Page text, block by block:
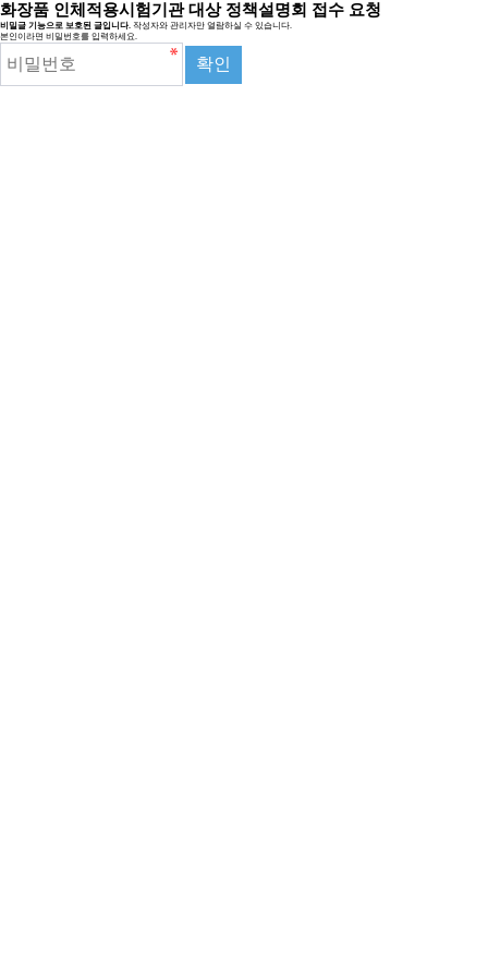
화장품 인체적용시험기관 대상 정책설명회 접수 요청
비밀글 기능으로 보호된 글입니다. 작성자와 관리자만 열람하실 수 있습니다.
본인이라면 비밀번호를 입력하세요.